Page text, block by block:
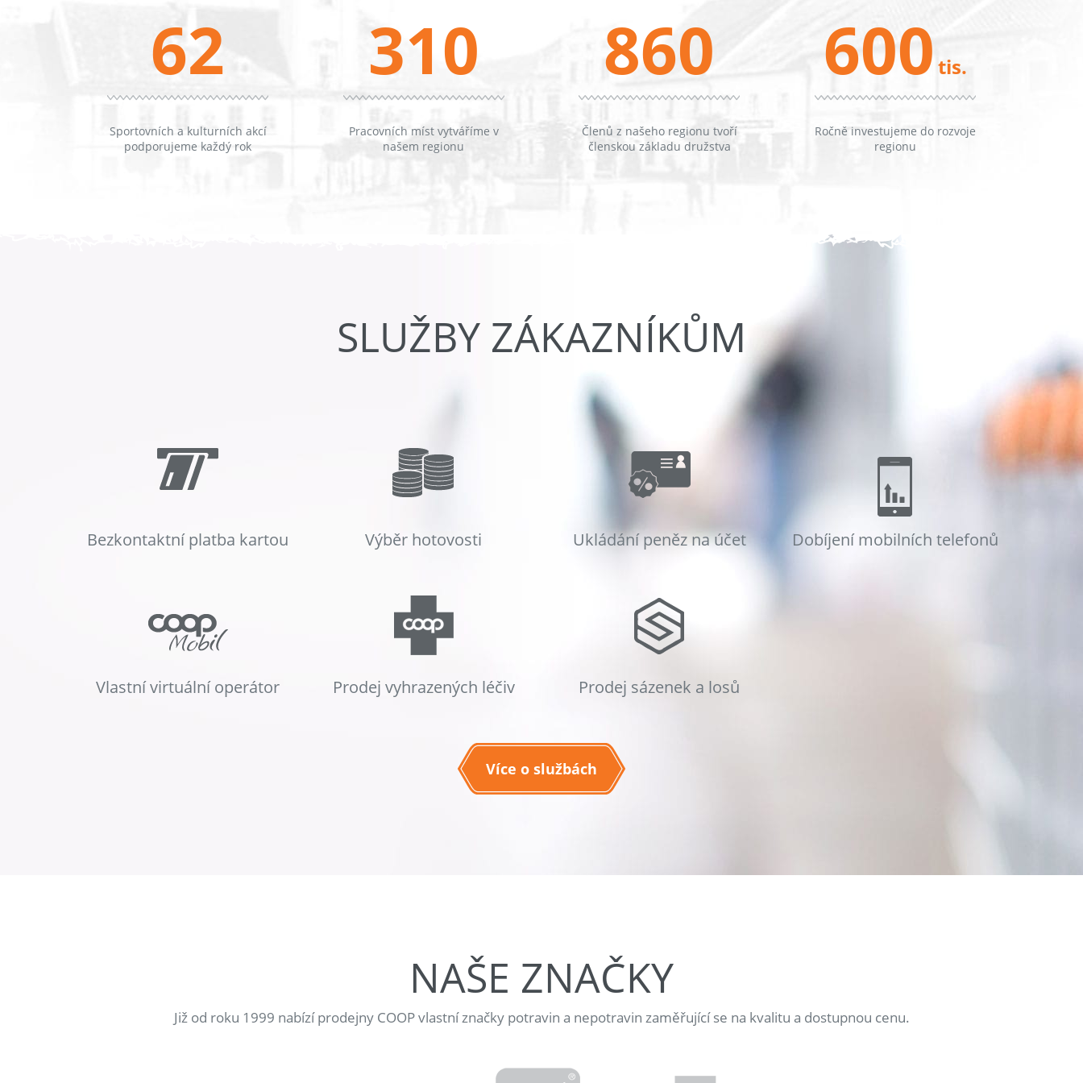
62
Sportovních a kulturních akcí
podporujeme každý rok
310
Pracovních míst vytváříme v
našem regionu
860
Členů z našeho regionu tvoří
členskou základu družstva
600 tis.
Ročně investujeme do rozvoje
regionu
SLUŽBY ZÁKAZNÍKŮM
Bezkontaktní platba kartou Výběr hotovosti Ukládání peněz na účet Dobíjení mobilních telefonů
Vlastní virtuální operátor Prodej vyhrazených léčiv Prodej sázenek a losů
Více o službách
NAŠE ZNAČKY
Již od roku 1999 nabízí prodejny COOP vlastní značky potravin a nepotravin zaměřující se na kvalitu a dostupnou cenu.